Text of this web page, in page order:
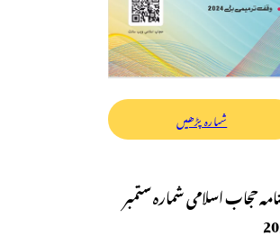
شمارہ پڑھیں
حجاب اسلامی شمارہ ستمبر